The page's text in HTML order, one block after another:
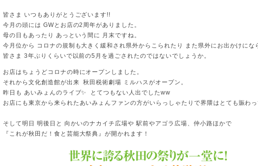
皆さま いつもありがとうございます!!
今月の頭には GWとお店の2周年がありました。
母の日もあったり あっという間に 月末ですね。
今月位から コロナの規制も大きく緩和され県外からこられたり また県外にお出かけにな
皆さま 3年ぶりくらいで以前の5月を過ごされたのではないでしょうか。
お店はちょうどコロナの時にオープンしました。
それから文化創造館が出来 秋田税術劇場 ミルハスがオープン。
昨日も あいみょんのライブ✨ とてつもない人出でしたww
お店にも東京から来られたあいみょんファンの方がいらっしゃたりで界隈はとても賑わっ
そして明日 明後日と 向かいのナカイチ広場や 駅前やアゴラ広場、仲小路ほかで
『これが秋田だ！食と芸能大祭典』が開かれます！